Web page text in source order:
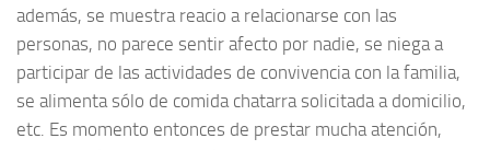
además, se muestra reacio a relacionarse con las
personas, no parece sentir afecto por nadie, se niega a
participar de las actividades de convivencia con la familia,
se alimenta sólo de comida chatarra solicitada a domicilio,
etc. Es momento entonces de prestar mucha atención,